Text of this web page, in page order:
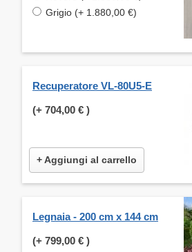
Grigio (+ 1.880,00 €)
Recuperatore VL-80U5-E
(+ 704,00 € )
+ Aggiungi al carrello
Legnaia - 200 cm x 144 cm
(+ 799,00 € )